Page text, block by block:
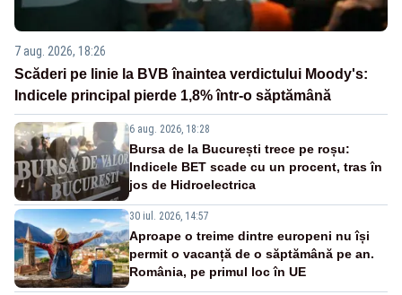
7 aug. 2026, 18:26
Scăderi pe linie la BVB înaintea verdictului Moody's:
Indicele principal pierde 1,8% într-o săptămână
6 aug. 2026, 18:28
Bursa de la București trece pe roșu:
Indicele BET scade cu un procent, tras în
jos de Hidroelectrica
30 iul. 2026, 14:57
Aproape o treime dintre europeni nu își
permit o vacanță de o săptămână pe an.
România, pe primul loc în UE